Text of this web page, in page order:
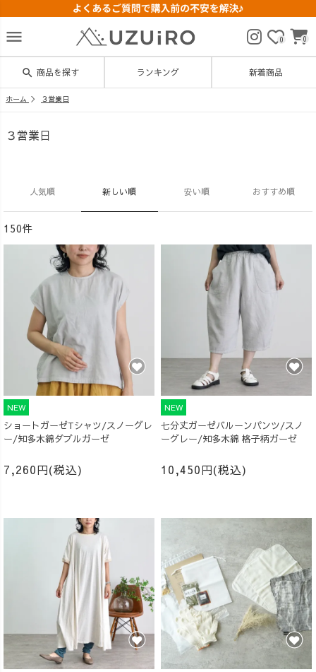
menu 0 0
search 商品を探す ランキング 新着商品
ホーム ３営業日
３営業日
人気順 新しい順 安い順 おすすめ順
150件
NEW
ショートガーゼTシャツ/スノーグレ
ー/知多木綿ダブルガーゼ
7,260円(税込)
NEW
七分丈ガーゼバルーンパンツ/スノ
ーグレー/知多木綿 格子柄ガーゼ
10,450円(税込)